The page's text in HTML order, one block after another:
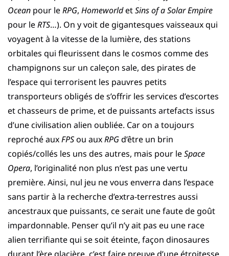
Ocean pour leRPG, HomeworldetSins of a Solar Empire
pour leRTS…). On y voit de gigantesques vaisseaux qui
voyagent à la vitesse de la lumière, des stations
orbitales qui fleurissent dans le cosmos comme des
champignons sur un caleçon sale, des pirates de
l’espace qui terrorisent les pauvres petits
transporteurs obligés de s’offrir les services d’escortes
et chasseurs de prime, et de puissants artefacts issus
d’une civilisation alien oubliée. Car on a toujours
reproché auxFPSou auxRPGd’être un brin
copiés/collés les uns des autres, mais pour leSpace
Opera, l’originalité non plus n’est pas une vertu
première. Ainsi, nul jeu ne vous enverra dans l’espace
sans partir à la recherche d’extra-terrestres aussi
ancestraux que puissants, ce serait une faute de goût
impardonnable. Penser qu’il n’y ait pas eu une race
alien terrifiante qui se soit éteinte, façon dinosaures